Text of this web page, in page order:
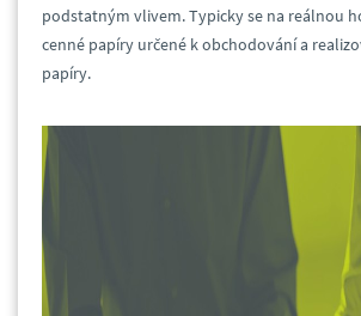
podstatným vlivem. Typicky se na reálnou
cenné papíry určené k obchodování a
papíry.